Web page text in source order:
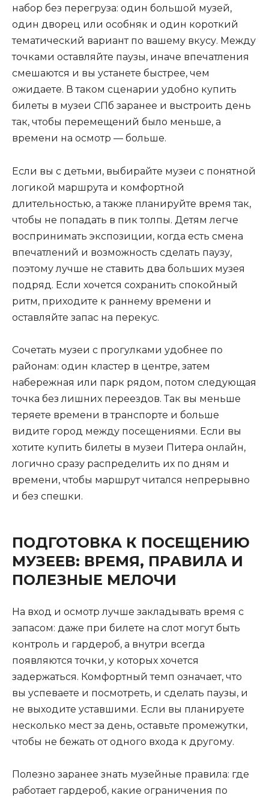
набор без перегруза: один большой музей,
один дворец или особняк и один короткий
тематический вариант по вашему вкусу. Между
точками оставляйте паузы, иначе впечатления
смешаются и вы устанете быстрее, чем
ожидаете. В таком сценарии удобно купить
билеты в музеи СПб заранее и выстроить день
так, чтобы перемещений было меньше, а
времени на осмотр — больше.
Если вы с детьми, выбирайте музеи с понятной
логикой маршрута и комфортной
длительностью, а также планируйте время так,
чтобы не попадать в пик толпы. Детям легче
воспринимать экспозиции, когда есть смена
впечатлений и возможность сделать паузу,
поэтому лучше не ставить два больших музея
подряд. Если хочется сохранить спокойный
ритм, приходите к раннему времени и
оставляйте запас на перекус.
Сочетать музеи с прогулками удобнее по
районам: один кластер в центре, затем
набережная или парк рядом, потом следующая
точка без лишних переездов. Так вы меньше
теряете времени в транспорте и больше
видите город между посещениями. Если вы
хотите купить билеты в музеи Питера онлайн,
логично сразу распределить их по дням и
времени, чтобы маршрут читался непрерывно
и без спешки.
ПОДГОТОВКА К ПОСЕЩЕНИЮ
МУЗЕЕВ: ВРЕМЯ, ПРАВИЛА И
ПОЛЕЗНЫЕ МЕЛОЧИ
На вход и осмотр лучше закладывать время с
запасом: даже при билете на слот могут быть
контроль и гардероб, а внутри всегда
появляются точки, у которых хочется
задержаться. Комфортный темп означает, что
вы успеваете и посмотреть, и сделать паузы, и
не выходите уставшими. Если вы планируете
несколько мест за день, оставьте промежутки,
чтобы не бежать от одного входа к другому.
Полезно заранее знать музейные правила: где
работает гардероб, какие ограничения по